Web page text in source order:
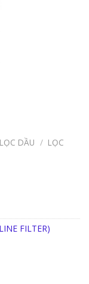
DẦU / LỌC
FILTER)